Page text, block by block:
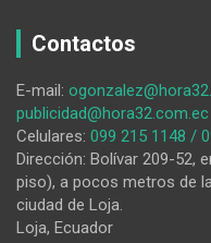
de
de
Loja,
en
la
mira
Contactos
E-mail:
publicidad@hora32.com.ec
Celulares: 099 215 1148 /
Dirección: Bolívar 209-52,
piso), a pocos metros de
ciudad de Loja.
Loja, Ecuador